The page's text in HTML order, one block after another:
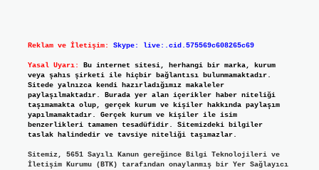
Reklam ve İletişim: Skype: live:.cid.575569c608265c69
Yasal Uyarı:
Bu internet sitesi, herhangi bir marka, kurum
veya şahıs şirketi ile hiçbir bağlantısı bulunmamaktadır.
Sitede yalnızca kendi hazırladığımız makaleler
paylaşılmaktadır. Burada yer alan içerikler haber niteliği
taşımamakta olup, gerçek kurum ve kişiler hakkında paylaşım
yapılmamaktadır. Gerçek kurum ve kişiler ile isim
benzerlikleri tamamen tesadüfidir. Sitemizdeki bilgiler
taslak halindedir ve tavsiye niteliği taşımazlar.
Sitemiz, 5651 Sayılı Kanun gereğince Bilgi Teknolojileri ve
İletişim Kurumu (BTK) tarafından onaylanmış bir Yer Sağlayıcı